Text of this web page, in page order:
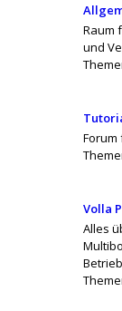
Raum
und
Forum
Volla
Alles